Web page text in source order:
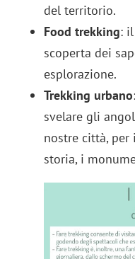
del territorio.
Food trekking:
scoperta dei
esplorazione.
Trekking
svelare gli
nostre città, per
storia, i